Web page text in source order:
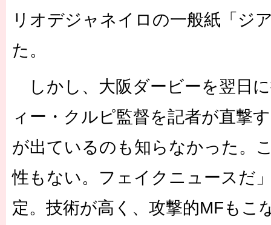
リオデジャネイロの一般紙「ジ
た。
しかし、大阪ダービーを翌日
ィー・クルピ監督を記者が直撃
が出ているのも知らなかった。
性もない。フェイクニュースだ
定。技術が高く、攻撃的MFもこ